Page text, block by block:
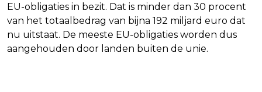
EU-obligaties in bezit. Dat is minder dan 30 procent
van het totaalbedrag van bijna 192 miljard euro dat
nu uitstaat. De meeste EU-obligaties worden dus
aangehouden door landen buiten de unie.